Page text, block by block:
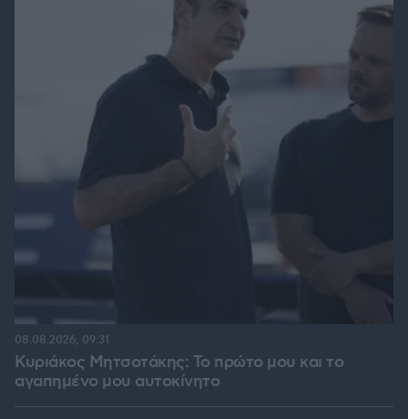
Κυριάκος Μητσοτάκης: Το πρώτο μου και το
αγαπημένο μου αυτοκίνητο
08.08.2026, 09:31